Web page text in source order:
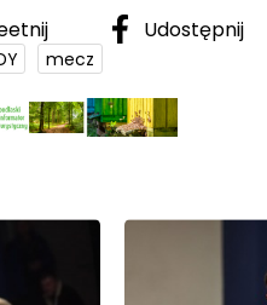
Udostępnij
mecz